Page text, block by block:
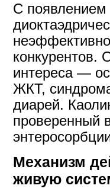
С появлением
конкурентов.
интереса —
ЖКТ,
диарей.
проверенный
Механизм
живую